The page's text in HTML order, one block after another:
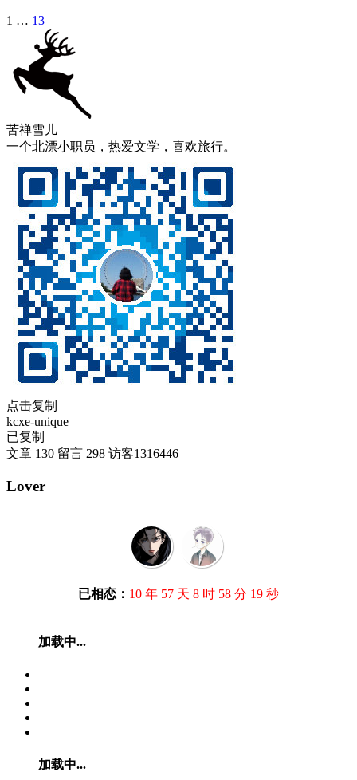
1 … 13
苦禅雪儿
一个北漂小职员，热爱文学，喜欢旅行。
点击复制
kcxe-unique
已复制
文章 130 留言 298 访客1316446
Lover
已相恋： 10 年 57 天 8 时 58 分 19 秒
加载中...
加载中...